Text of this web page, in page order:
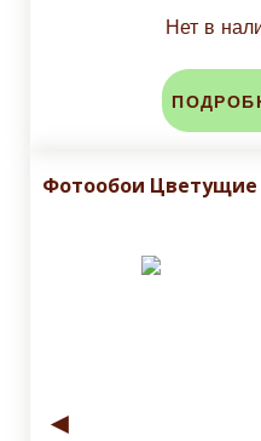
Нет в
Фотообои Цветущие
◄